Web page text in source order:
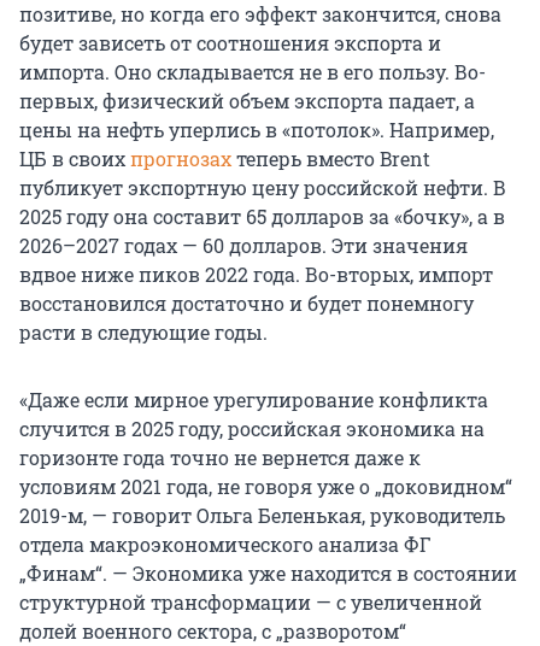
позитиве, но когда его эффект закончится, снова
будет зависеть от соотношения экспорта и
импорта. Оно складывается не в его пользу. Во-
первых, физический объем экспорта падает, а
цены на нефть уперлись в «потолок». Например,
ЦБ в своихпрогнозахтеперь вместо Brent
публикует экспортную цену российской нефти. В
2025 году она составит 65 долларов за «бочку», а в
2026–2027 годах — 60 долларов. Эти значения
вдвое ниже пиков 2022 года. Во-вторых, импорт
восстановился достаточно и будет понемногу
расти в следующие годы.
«Даже если мирное урегулирование конфликта
случится в 2025 году, российская экономика на
горизонте года точно не вернется даже к
условиям 2021 года, не говоря уже о „доковидном“
2019-м, — говорит Ольга Беленькая, руководитель
отдела макроэкономического анализа ФГ
„Финам“. — Экономика уже находится в состоянии
структурной трансформации — с увеличенной
долей военного сектора, с „разворотом“